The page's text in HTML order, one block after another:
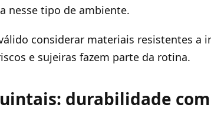
nesse tipo de ambiente.
considerar materiais resistentes a
e sujeiras fazem parte da rotina.
durabilidade